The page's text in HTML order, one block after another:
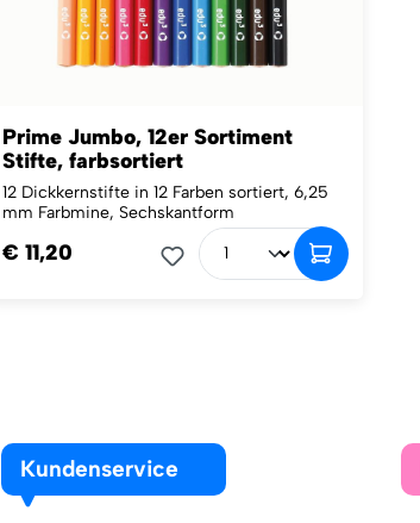
Prime Jumbo, 12er Sortiment
Stifte, farbsortiert
12 Dickkernstifte in 12 Farben sortiert, 6,25
mm Farbmine, Sechskantform
€ 11,20
Kundenservice